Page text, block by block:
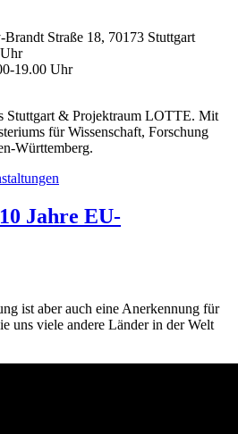
Straße 18, 70173 Stuttgart
19.00 Uhr
Stuttgart & Projektraum LOTTE. Mit
für Wissenschaft, Forschung
Württemberg.
Jahre EU-
ist aber auch eine Anerkennung für
uns viele andere Länder in der Welt